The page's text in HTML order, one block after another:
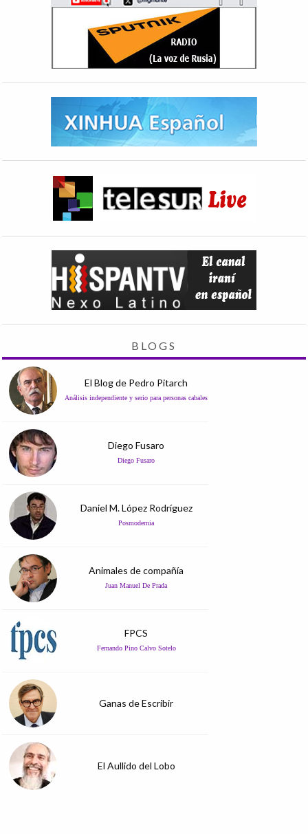
BLOGS
El Blog de Pedro Pitarch
Análisis independiente y serio para personas cabales
Diego Fusaro
Diego Fusaro
Daniel M. López Rodríguez
Posmodernia
Animales de compañía
Juan Manuel De Prada
FPCS
Fernando Pino Calvo Sotelo
Ganas de Escribir
El Aullido del Lobo